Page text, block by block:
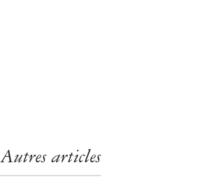
Autres articles